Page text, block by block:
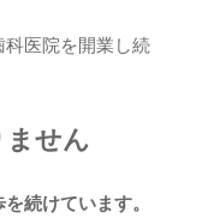
科医院を開業し続
せん
続けています。